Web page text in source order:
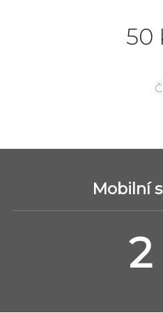
50
Mobilní